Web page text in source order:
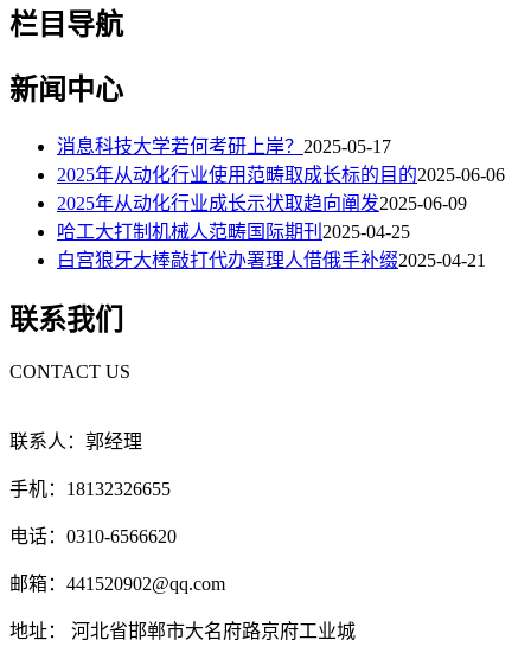
栏目导航
新闻中心
消息科技大学若何考研上岸？ 2025-05-17
2025年从动化行业使用范畴取成长标的目的2025-06-06
2025年从动化行业成长示状取趋向阐发2025-06-09
哈工大打制机械人范畴国际期刊 2025-04-25
白宫狼牙大棒敲打代办署理人借俄手补缀2025-04-21
联系我们
CONTACT US
联系人：郭经理
手机：18132326655
电话：0310-6566620
邮箱：441520902@qq.com
地址： 河北省邯郸市大名府路京府工业城